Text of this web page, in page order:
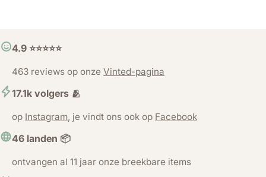
4.9 ⭐️⭐️⭐️⭐️⭐️
463 reviews op onze Vinted-pagina
17.1k volgers 🫂
op Instagram, je vindt ons ook op Facebook
46 landen 📦
ontvangen al 11 jaar onze breekbare items